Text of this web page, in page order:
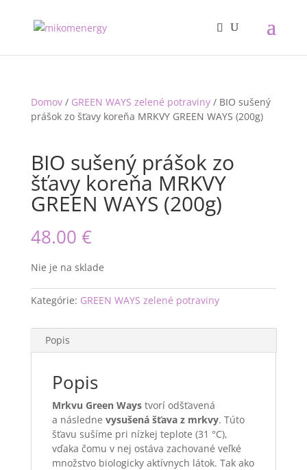
Domov/ GREEN WAYS zelené potraviny/ BIO sušený
prášok zo šťavy koreňa MRKVY GREEN WAYS (200g)
BIO sušený prášok zo
šťavy koreňa MRKVY
GREEN WAYS (200g)
48.00 €
Nie je na sklade
Kategórie: GREEN WAYS zelené potraviny
Popis
Popis
Mrkvu Green Waystvorí odšťavená
a následne vysušená šťava z mrkvy. Túto
šťavu sušíme pri nízkej teplote (31 °C),
vďaka čomu v nej ostáva zachované veľké
množstvo biologicky aktívnych látok. Tak ako